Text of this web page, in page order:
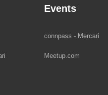
Events
connpass - Mercari
Meetup.com